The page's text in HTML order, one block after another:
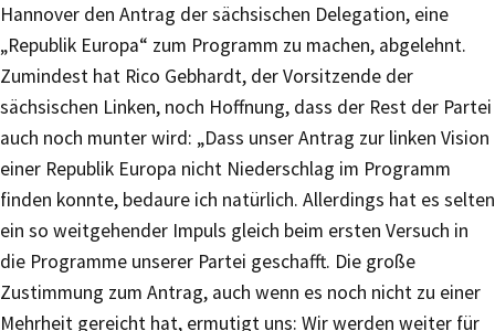
Hannover den Antrag der sächsischen Delegation, eine
„Republik Europa“ zum Programm zu machen, abgelehnt.
Zumindest hat Rico Gebhardt, der Vorsitzende der
sächsischen Linken, noch Hoffnung, dass der Rest der Partei
auch noch munter wird: „Dass unser Antrag zur linken Vision
einer Republik Europa nicht Niederschlag im Programm
finden konnte, bedaure ich natürlich. Allerdings hat es selten
ein so weitgehender Impuls gleich beim ersten Versuch in
die Programme unserer Partei geschafft. Die große
Zustimmung zum Antrag, auch wenn es noch nicht zu einer
Mehrheit gereicht hat, ermutigt uns: Wir werden weiter für